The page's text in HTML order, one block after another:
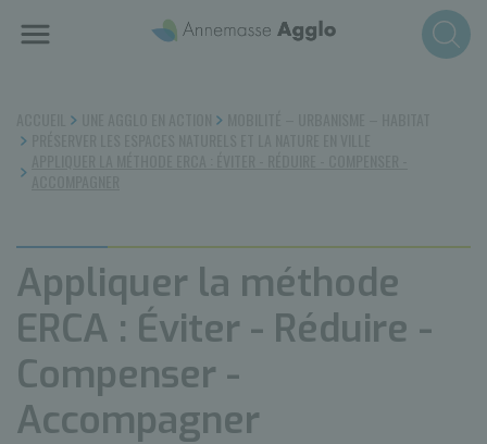
Appliquer la méthode
ERCA : Éviter - Réduire -
Compenser -
Accompagner